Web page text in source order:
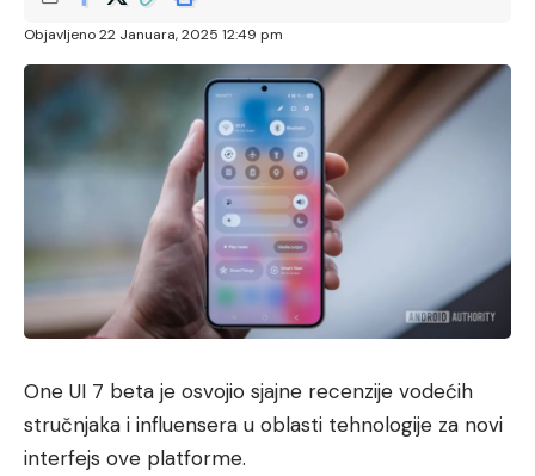
Objavljeno 22 Januara, 2025 12:49 pm
One UI 7 beta je osvojio sjajne recenzije vodećih
stručnjaka i influensera u oblasti tehnologije za novi
interfejs ove platforme.